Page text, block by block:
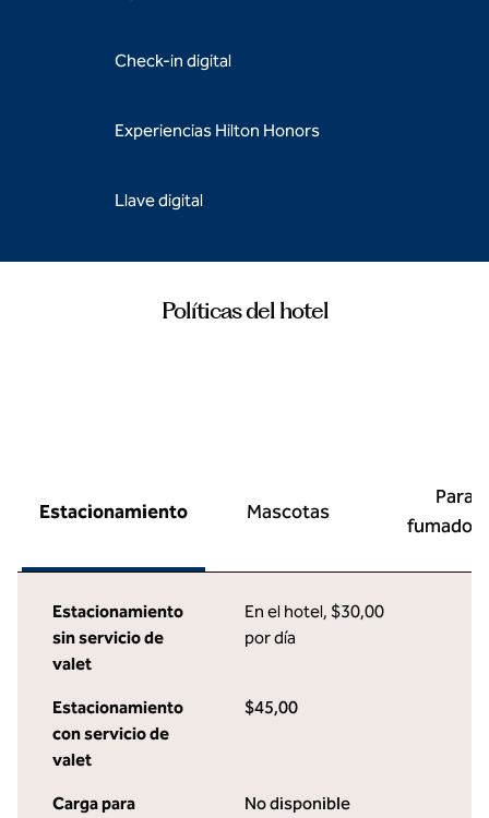
Check-in digital
Experiencias Hilton Honors
Llave digital
Políticas del hotel
Estacionamiento Mascotas
Para
Estacionamiento
sin servicio de
valet
En el hotel, $30,00
por día
Estacionamiento
con servicio de
valet
$45,00
Carga para
No disponible